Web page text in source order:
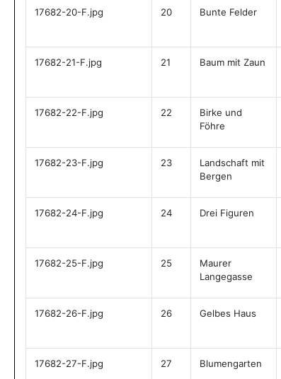
17682-20-F.jpg 20 Bunte Felder
17682-21-F.jpg 21 Baum mit Zaun
17682-22-F.jpg 22
Birke und
Föhre
17682-23-F.jpg 23
Landschaft mit
Bergen
17682-24-F.jpg 24 Drei Figuren
17682-25-F.jpg 25
Maurer
Langegasse
17682-26-F.jpg 26 Gelbes Haus
17682-27-F.jpg 27 Blumengarten